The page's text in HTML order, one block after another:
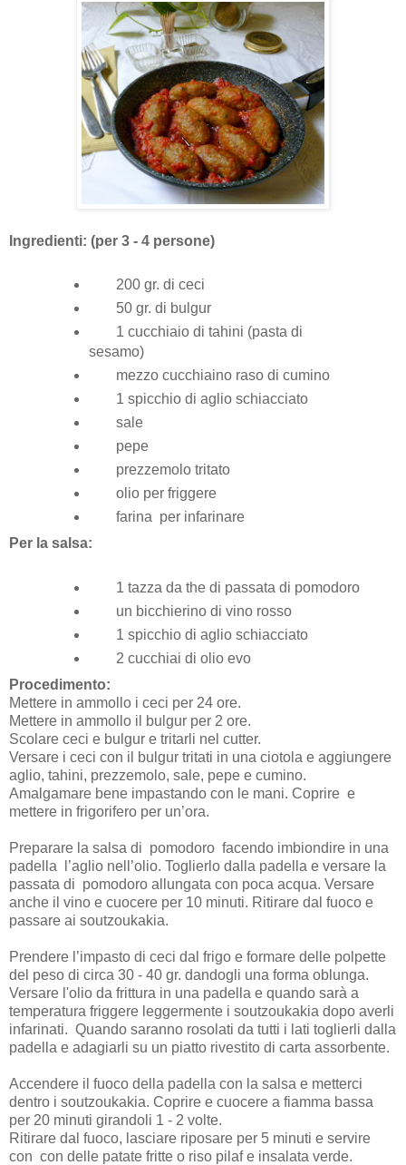
Ingredienti: (per 3 - 4 persone)
200 gr. di ceci
50 gr. di bulgur
1 cucchiaio di tahini (pasta di
sesamo)
mezzo cucchiaino raso di cumino
1 spicchio di aglio schiacciato
sale
pepe
prezzemolo tritato
olio per friggere
farina per infarinare
Per la salsa:
1 tazza da the di passata di pomodoro
un bicchierino di vino rosso
1 spicchio di aglio schiacciato
2 cucchiai di olio evo
Procedimento:
Mettere in ammollo i ceci per 24 ore.
Mettere in ammollo il bulgur per 2 ore.
Scolare ceci e bulgur e tritarli nel cutter.
Versare i ceci con il bulgur tritati in una ciotola e aggiungere
aglio, tahini, prezzemolo, sale, pepe e cumino.
Amalgamare bene impastando con le mani. Coprire e
mettere in frigorifero per un’ora.
Preparare la salsa di pomodoro facendo imbiondire in una
padella l’aglio nell’olio. Toglierlo dalla padella e versare la
passata di pomodoro allungata con poca acqua. Versare
anche il vino e cuocere per 10 minuti. Ritirare dal fuoco e
passare ai soutzoukakia.
Prendere l’impasto di ceci dal frigo e formare delle polpette
del peso di circa 30 - 40 gr. dandogli una forma oblunga.
Versare l'olio da frittura in una padella e quando sarà a
temperatura friggere leggermente i soutzoukakia dopo averli
infarinati. Quando saranno rosolati da tutti i lati toglierli dalla
padella e adagiarli su un piatto rivestito di carta assorbente.
Accendere il fuoco della padella con la salsa e metterci
dentro i soutzoukakia. Coprire e cuocere a fiamma bassa
per 20 minuti girandoli 1 - 2 volte.
Ritirare dal fuoco, lasciare riposare per 5 minuti e servire
con con delle patate fritte o riso pilaf e insalata verde.